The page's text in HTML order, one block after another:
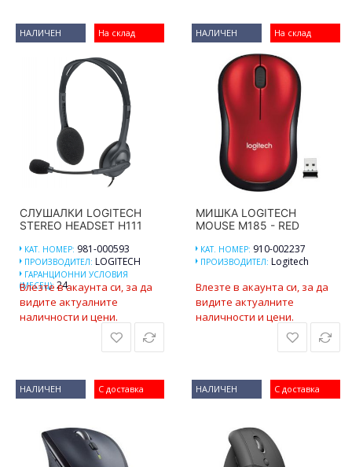
На склад
НАЛИЧЕН
СЛУШАЛКИ LOGITECH
STEREO HEADSET H111
КАТ. НОМЕР: 981-000593
ПРОИЗВОДИТЕЛ: LOGITECH
ГАРАНЦИОННИ УСЛОВИЯ
(МЕСЕЦ): 24
Влезте в акаунта си, за да
видите актуалните
наличности и цени.
На склад
НАЛИЧЕН
МИШКА LOGITECH
MOUSE M185 - RED
КАТ. НОМЕР: 910-002237
ПРОИЗВОДИТЕЛ: Logitech
Влезте в акаунта си, за да
видите актуалните
наличности и цени.
С доставка
НАЛИЧЕН С доставка
НАЛИЧЕН